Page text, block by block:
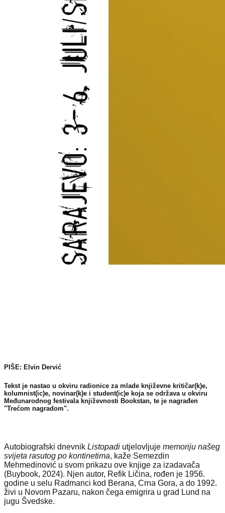
PIŠE: Elvin Dervić
Tekst je nastao u okviru radionice za mlade književne kritičar(k)e,
kolumnist(ic)e, novinar(k)e i student(ic)e koja se održava u okviru
Međunarodnog festivala književnosti Bookstan, te je nagrađen
"Trećom nagradom".
Autobiografski dnevnik Listopadi utjelovljuje memoriju našeg
svijeta rasutog po kontinetima, kaže Semezdin
Mehmedinović u svom prikazu ove knjige za izadavača
(Buybook, 2024). Njen autor, Refik Ličina, rođen je 1956.
godine u selu Radmanci kod Berana, Crna Gora, a do 1992.
živi u Novom Pazaru, nakon čega emigrira u grad Lund na
jugu Švedske.